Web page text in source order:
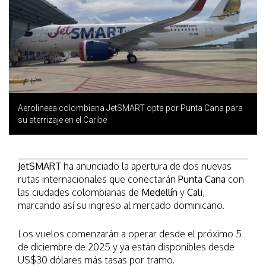
Aerolineea colombiana JetSMART opta por Punta Cana para
su aterrizaje en el Caribe
JetSMART ha anunciado la apertura de dos nuevas
rutas internacionales que conectarán Punta Cana con
las ciudades colombianas de Medellín y Cali,
marcando así su ingreso al mercado dominicano.
Los vuelos comenzarán a operar desde el próximo 5
de diciembre de 2025 y ya están disponibles desde
US$30 dólares más tasas por tramo.